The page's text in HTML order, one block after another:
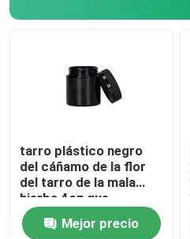
tarro plástico negro
del cáñamo de la flor
del tarro de la mala
hierba 4oz que
empaqueta con el
casquilloMejor precio